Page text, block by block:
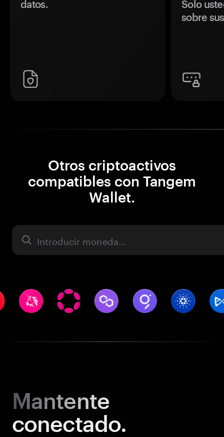
datos.
Solo
sobre
Otros criptoactivos
compatibles con Tangem
Wallet.
Activo
Mantente
conectado.